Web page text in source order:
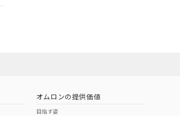
オムロンの提供価値
目指す姿